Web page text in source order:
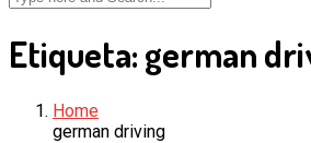
Etiqueta:german
Home
german driving